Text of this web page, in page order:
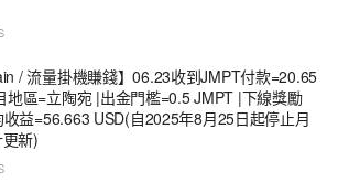
/ 流量掛機賺錢】06.23收到JMPT付款=20.65
地區=立陶宛 |出金門檻=0.5 JMPT |下線獎勵
益=56.663 USD(自2025年8月25日起停止月
新)